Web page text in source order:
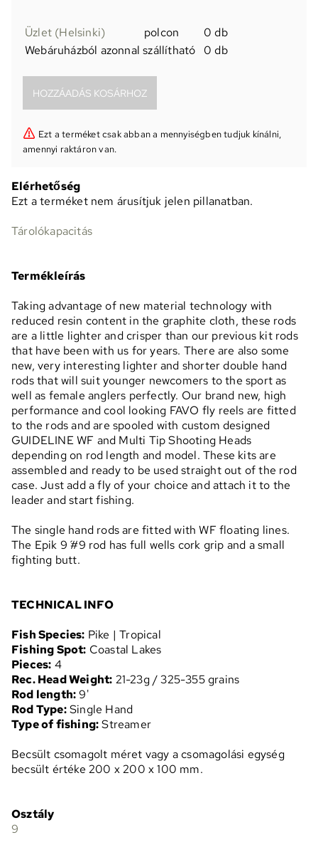
Üzlet (Helsinki) polcon
0 db
Webáruházból azonnal szállítható
0 db
Ezt a terméket csak abban a mennyiségben tudjuk kínálni,
amennyi raktáron van.
Elérhetőség
Ezt a terméket nem árusítjuk jelen pillanatban.
Tárolókapacitás
Termékleírás
Taking advantage of new material technology with
reduced resin content in the graphite cloth, these rods
are a little lighter and crisper than our previous kit rods
that have been with us for years. There are also some
new, very interesting lighter and shorter double hand
rods that will suit younger newcomers to the sport as
well as female anglers perfectly. Our brand new, high
performance and cool looking FAVO fly reels are fitted
to the rods and are spooled with custom designed
GUIDELINE WF and Multi Tip Shooting Heads
depending on rod length and model. These kits are
assembled and ready to be used straight out of the rod
case. Just add a fly of your choice and attach it to the
leader and start fishing.
The single hand rods are fitted with WF floating lines.
The Epik 9´ #9 rod has full wells cork grip and a small
fighting butt.
TECHNICAL INFO
Fish Species: Pike | Tropical
Fishing Spot: Coastal Lakes
Pieces: 4
Rec. Head Weight: 21-23g / 325-355 grains
Rod length:9'
Rod Type:Single Hand
Type of fishing:Streamer
Becsült csomagolt méret vagy a csomagolási egység
becsült értéke 200 x 200 x 100 mm.
Osztály
9